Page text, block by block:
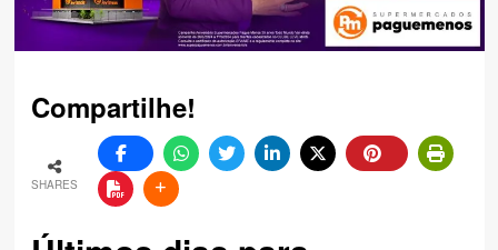
Compartilhe!
SHARES